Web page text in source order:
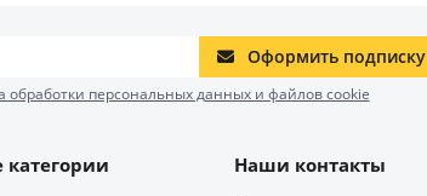
Оформить подписку
обработки персональных данных и файлов cookie
Наши контакты